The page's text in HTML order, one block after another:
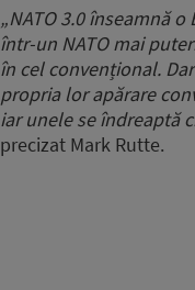
„NATO 3.0 înseamnă
într-un NATO mai
în cel convențional.
propria lor apărare
iar unele se îndreaptă
precizat Mark Rutte.